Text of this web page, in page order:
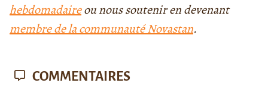
hebdomadaireou nous soutenir en devenant
membre de la communauté Novastan.
COMMENTAIRES